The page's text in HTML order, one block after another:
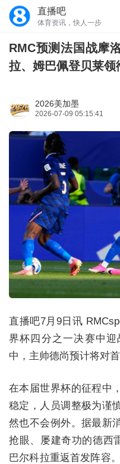
直播吧
体育资讯，快人一步
RMC预测法国战摩
拉、姆巴佩登贝莱领
2026美加墨
2026-07-09 05:15:41
直播吧7月9日讯
界杯四分之一决赛中
中，主帅德尚预计将对
在本届世界杯的征程中
稳定，人员调整极为谨
然也不会例外。据最新
抢眼、屡建奇功的德西
巴尔科拉重返首发阵容